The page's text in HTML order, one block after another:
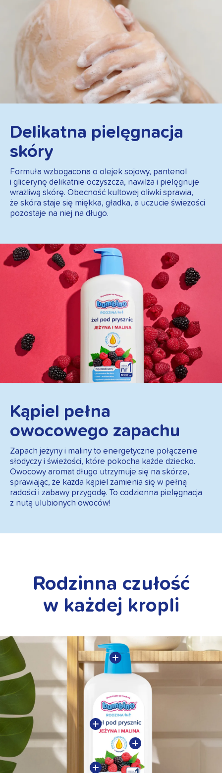
Delikatna pielęgnacja
skóry
Formuła wzbogacona o olejek sojowy, pantenol
i glicerynę delikatnie oczyszcza, nawilża i pielęgnuje
wrażliwą skórę. Obecność kultowej oliwki sprawia,
że skóra staje się miękka, gładka, a uczucie świeżości
pozostaje na niej na długo.
Kąpiel pełna
owocowego zapachu
Zapach jeżyny i maliny to energetyczne połączenie
słodyczy i świeżości, które pokocha każde dziecko.
Owocowy aromat długo utrzymuje się na skórze,
sprawiając, że każda kąpiel zamienia się w pełną
radości i zabawy przygodę. To codzienna pielęgnacja
z nutą ulubionych owoców!
Rodzinna czułość
w każdej kropli